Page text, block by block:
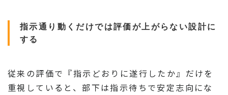
指示通り動くだけでは評価が上がらない設計に
する
従来の評価で『指示どおりに遂行したか』だけを
重視していると、部下は指示待ちで安定志向にな